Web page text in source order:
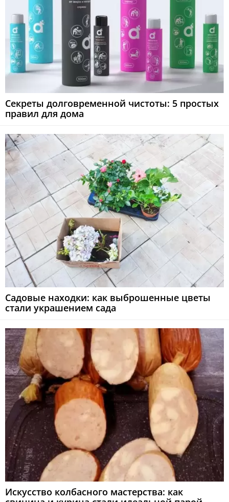
Секреты долговременной чистоты: 5 простых
правил для дома
Садовые находки: как выброшенные цветы
стали украшением сада
Искусство колбасного мастерства: как